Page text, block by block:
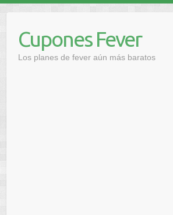
contenidoCupones Fever
Los planes de fever aún más baratos